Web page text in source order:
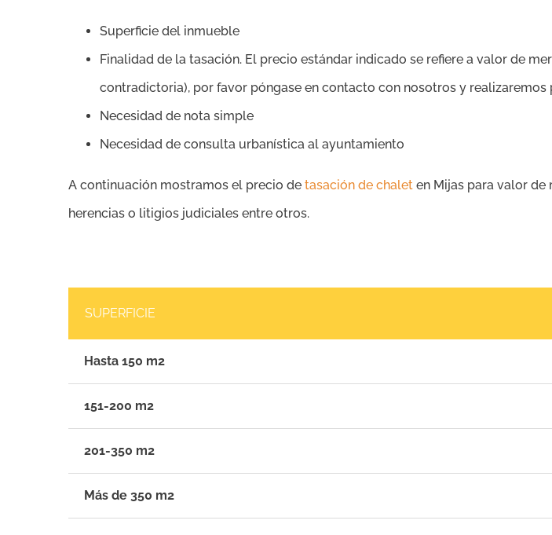
Superficie del inmueble
Finalidad de la tasación. El precio estándar indicado se refiere a valor de
contradictoria), por favor póngase en contacto con nosotros y
Necesidad de nota simple
Necesidad de consulta urbanística al ayuntamiento
A continuación mostramos el precio de tasación de chalet en Mijas para valor
herencias o litigios judiciales entre otros.
SUPERFICIE
Hasta 150 m2
151-200 m2
201-350 m2
Más de 350 m2